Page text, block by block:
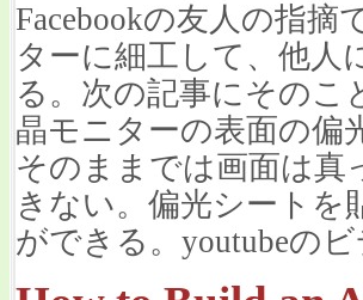
Facebookの友人の指
ターに細工して、他人
る。次の記事にそのこ
晶モニターの表面の偏
そのままでは画面は真
きない。偏光シート
ができる。youtubeの